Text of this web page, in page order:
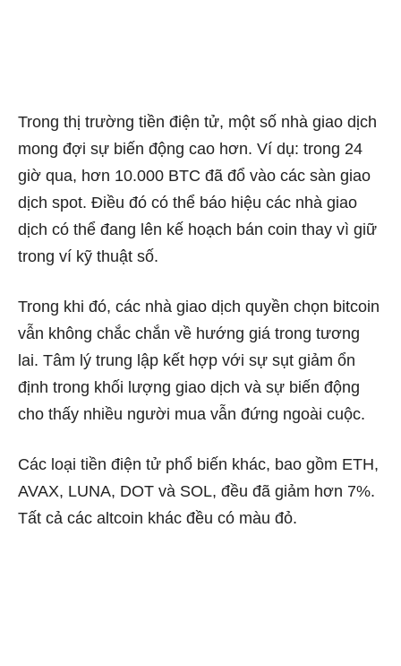
Trong thị trường tiền điện tử, một số nhà giao dịch
mong đợi sự biến động cao hơn. Ví dụ: trong 24
giờ qua, hơn 10.000 BTC đã đổ vào các sàn giao
dịch spot. Điều đó có thể báo hiệu các nhà giao
dịch có thể đang lên kế hoạch bán coin thay vì giữ
trong ví kỹ thuật số.
Trong khi đó, các nhà giao dịch quyền chọn bitcoin
vẫn không chắc chắn về hướng giá trong tương
lai. Tâm lý trung lập kết hợp với sự sụt giảm ổn
định trong khối lượng giao dịch và sự biến động
cho thấy nhiều người mua vẫn đứng ngoài cuộc.
Các loại tiền điện tử phổ biến khác, bao gồm ETH,
AVAX, LUNA, DOT và SOL, đều đã giảm hơn 7%.
Tất cả các altcoin khác đều có màu đỏ.